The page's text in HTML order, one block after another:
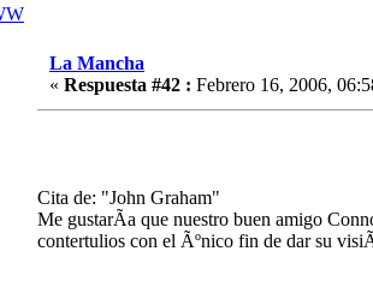
La Mancha
« Respuesta #42 : Febrero 16, 2006,
Cita de: "John Graham"
Me gustarÃ­a que nuestro buen amigo
contertulios con el Ãºnico fin de dar su